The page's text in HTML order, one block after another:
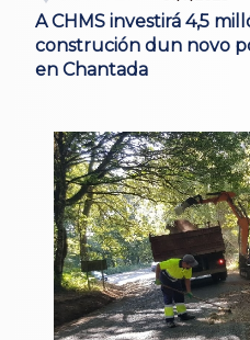
A CHMS investirá 4,5
construción dun novo
en Chantada